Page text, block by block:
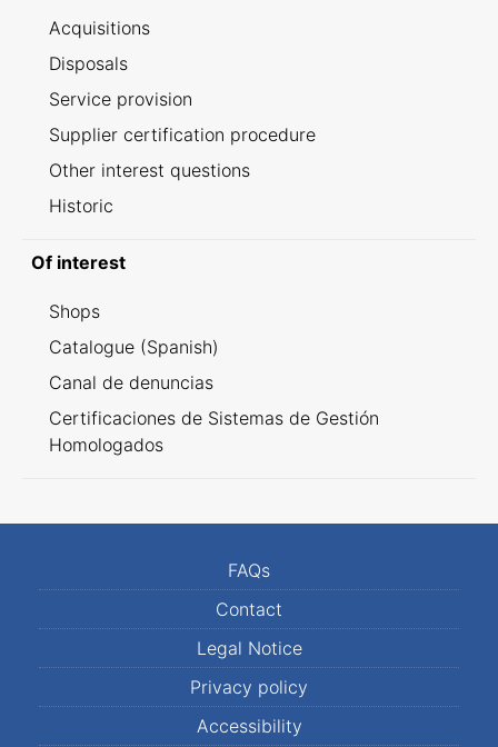
Acquisitions
Disposals
Service provision
Supplier certification procedure
Other interest questions
Historic
Of interest
Shops
Catalogue (Spanish)
Canal de denuncias
Certificaciones de Sistemas de Gestión
Homologados
FAQs
Contact
Legal Notice
Privacy policy
Accessibility